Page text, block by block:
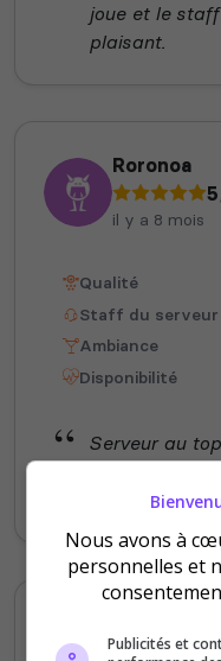
joue et le
plaisant.
Roronoa
5
il y a 8 mois
Qualité
Staff du serveur
Ambiance
Disponibilité
Serveur au
regale 😀
5
Nous avons à
personnelles et
Publicités et